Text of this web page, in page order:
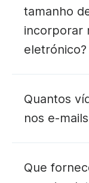
tamanho
incorporar
eletrónico?
Quantos
nos e-
Que